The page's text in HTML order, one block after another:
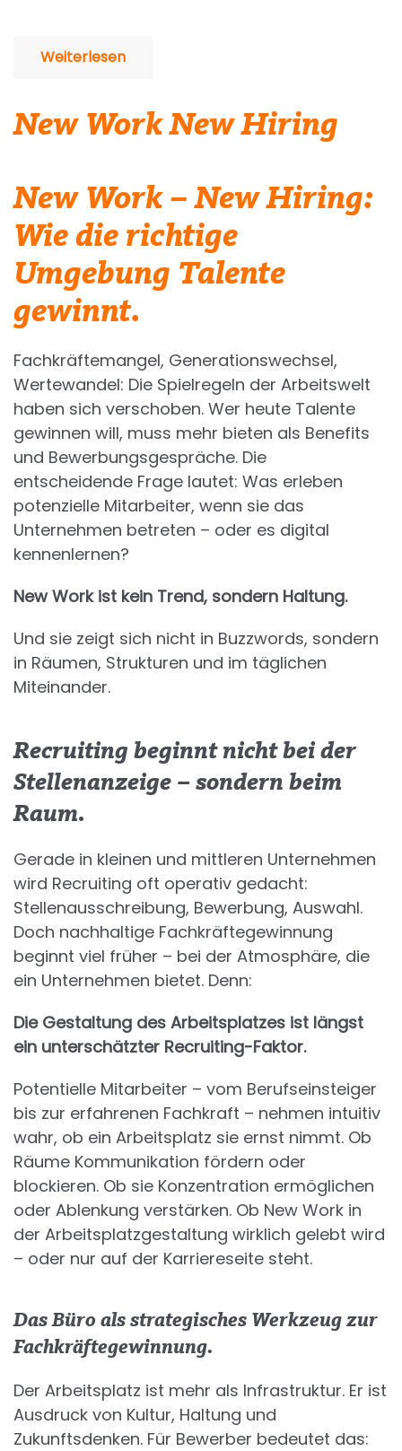
Weiterlesen
New Work New Hiring
New Work – New Hiring:
Wie die richtige
Umgebung Talente
gewinnt.
Fachkräftemangel, Generationswechsel,
Wertewandel: Die Spielregeln der Arbeitswelt
haben sich verschoben. Wer heute Talente
gewinnen will, muss mehr bieten als Benefits
und Bewerbungsgespräche. Die
entscheidende Frage lautet: Was erleben
potenzielle Mitarbeiter, wenn sie das
Unternehmen betreten – oder es digital
kennenlernen?
New Work ist kein Trend, sondern Haltung.
Und sie zeigt sich nicht in Buzzwords, sondern
in Räumen, Strukturen und im täglichen
Miteinander.
Recruiting beginnt nicht bei der
Stellenanzeige – sondern beim
Raum.
Gerade in kleinen und mittleren Unternehmen
wird Recruiting oft operativ gedacht:
Stellenausschreibung, Bewerbung, Auswahl.
Doch nachhaltige Fachkräftegewinnung
beginnt viel früher – bei der Atmosphäre, die
ein Unternehmen bietet. Denn:
Die Gestaltung des Arbeitsplatzes ist längst
ein unterschätzter Recruiting-Faktor.
Potentielle Mitarbeiter – vom Berufseinsteiger
bis zur erfahrenen Fachkraft – nehmen intuitiv
wahr, ob ein Arbeitsplatz sie ernst nimmt. Ob
Räume Kommunikation fördern oder
blockieren. Ob sie Konzentration ermöglichen
oder Ablenkung verstärken. Ob New Work in
der Arbeitsplatzgestaltung wirklich gelebt wird
– oder nur auf der Karriereseite steht.
Das Büro als strategisches Werkzeug zur
Fachkräftegewinnung.
Der Arbeitsplatz ist mehr als Infrastruktur. Er ist
Ausdruck von Kultur, Haltung und
Zukunftsdenken. Für Bewerber bedeutet das: